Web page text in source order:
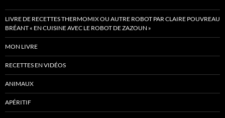
LIVRE DE RECETTES THERMOMIX OU AUTRE ROBOT PAR CLAIRE POUVREAU
BRÉANT « EN CUISINE AVEC LE ROBOT DE ZAZOUN »
MON LIVRE
RECETTES EN VIDÉOS
ANIMAUX
APÉRITIF